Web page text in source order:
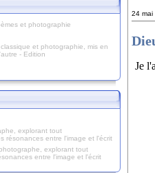
et photographie
et photographie, mis en
- Edition
explorant tout
entre l'image et l'écrit
24 mai
Je